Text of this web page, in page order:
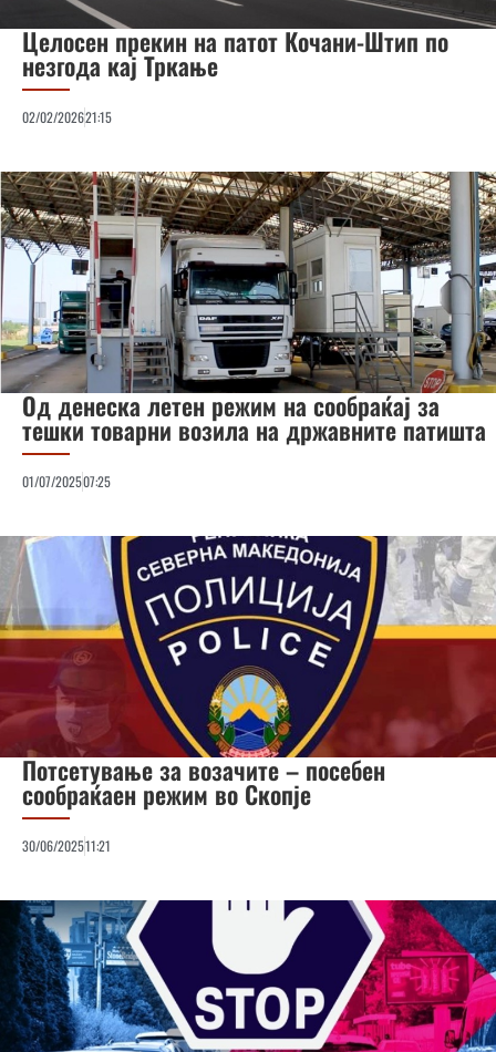
Целосен прекин на патот Кочани-Штип по
незгода кај Тркање
02/02/202621:15
Од денеска летен режим на сообраќај за
тешки товарни возила на државните патишта
01/07/202507:25
Потсетување за возачите – посебен
сообраќаен режим во Скопје
30/06/202511:21